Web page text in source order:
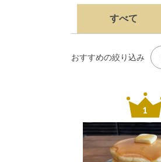
すべて
おすすめの絞り込み